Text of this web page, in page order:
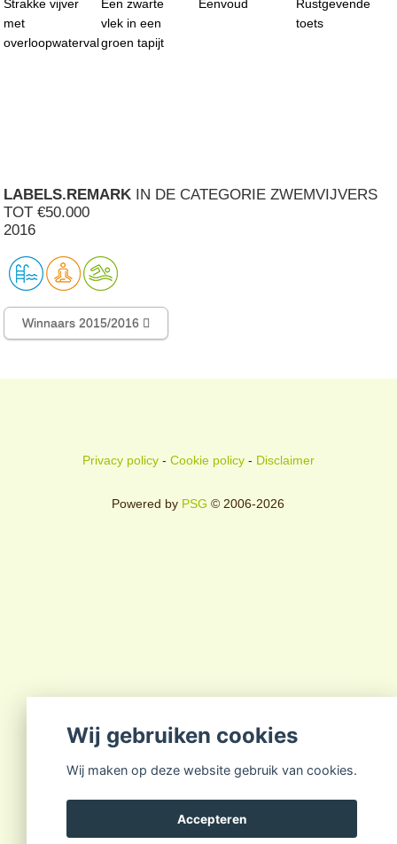
Strakke vijver
met
overloopwaterval
Een zwarte
vlek in een
groen tapijt
Eenvoud
Rustgevende
toets
LABELS.REMARK IN DE CATEGORIE ZWEMVIJVERS
TOT €50.000
2016
Winnaars 2015/2016
Privacy policy- Cookie policy- Disclaimer
Powered by PSG © 2006-2026
Wij gebruiken cookies
Wij maken op deze website gebruik van cookies.
Accepteren